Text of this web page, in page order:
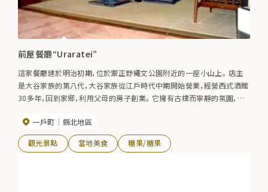
前屋餐廳“Uraratei”
這家餐廳建於明治初期，位於禦正野繩文公園附近的一座小山上。 店主
是大谷家族的第八代，大谷家族從江戶時代中期開始營業，經營西式酒館
30多年，回到家鄉，利用父母的房子創業。 它擁有古樸而寧靜的氛圍，並
一戶町
縣北地區
觀光景點 當地美食 糖果/糖果